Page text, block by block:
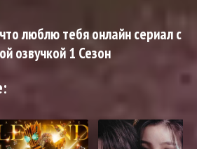
люблю тебя онлайн сериал с
озвучкой 1 Сезон